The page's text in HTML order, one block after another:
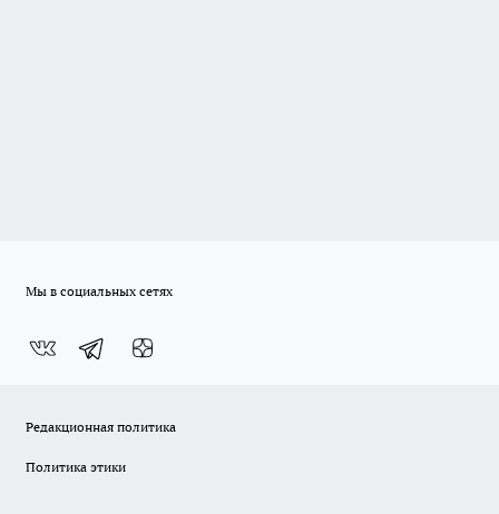
Мы в социальных сетях
Редакционная политика
Политика этики